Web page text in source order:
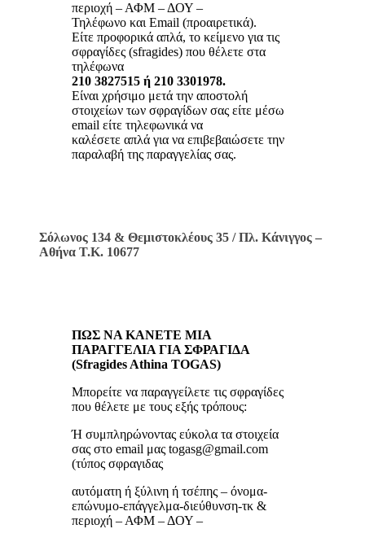
περιοχή – ΑΦΜ – ΔΟΥ –
Τηλέφωνο και Email (προαιρετικά).
Είτε προφορικά απλά, το κείμενο για τις
σφραγίδες (sfragides) που θέλετε στα
τηλέφωνα
210 3827515 ή 210 3301978.
Είναι χρήσιμο μετά την αποστολή
στοιχείων των σφραγίδων σας είτε μέσω
email είτε τηλεφωνικά να
καλέσετε απλά για να επιβεβαιώσετε την
παραλαβή της παραγγελίας σας.
Σόλωνος 134 & Θεμιστοκλέους 35 / Πλ. Κάνιγγος –
Αθήνα Τ.Κ. 10677
ΠΩΣ ΝΑ ΚΑΝΕΤΕ ΜΙΑ
ΠΑΡΑΓΓΕΛΙΑ ΓΙΑ ΣΦΡΑΓΙΔΑ
(Sfragides Athina TOGAS)
Μπορείτε να παραγγείλετε τις σφραγίδες
που θέλετε με τους εξής τρόπους:
Ή συμπληρώνοντας εύκολα τα στοιχεία
σας στο email μας togasg@gmail.com
(τύπος σφραγιδας
αυτόματη ή ξύλινη ή τσέπης – όνομα-
επώνυμο-επάγγελμα-διεύθυνση-τκ &
περιοχή – ΑΦΜ – ΔΟΥ –